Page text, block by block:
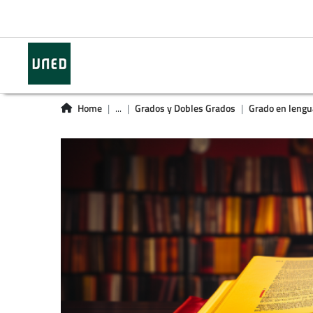
Home ... Grados y Dobles Grados Grado en